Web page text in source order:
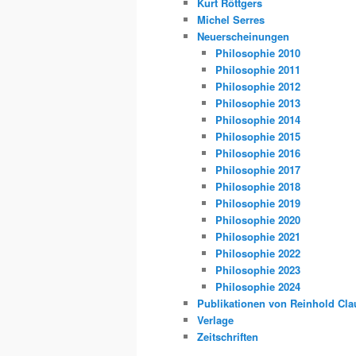
Michel Serres
Neuerscheinungen
Philosophie 2010
Philosophie 2011
Philosophie 2012
Philosophie 2013
Philosophie 2014
Philosophie 2015
Philosophie 2016
Philosophie 2017
Philosophie 2018
Philosophie 2019
Philosophie 2020
Philosophie 2021
Philosophie 2022
Philosophie 2023
Philosophie 2024
Publikationen von Reinhold
Verlage
Zeitschriften